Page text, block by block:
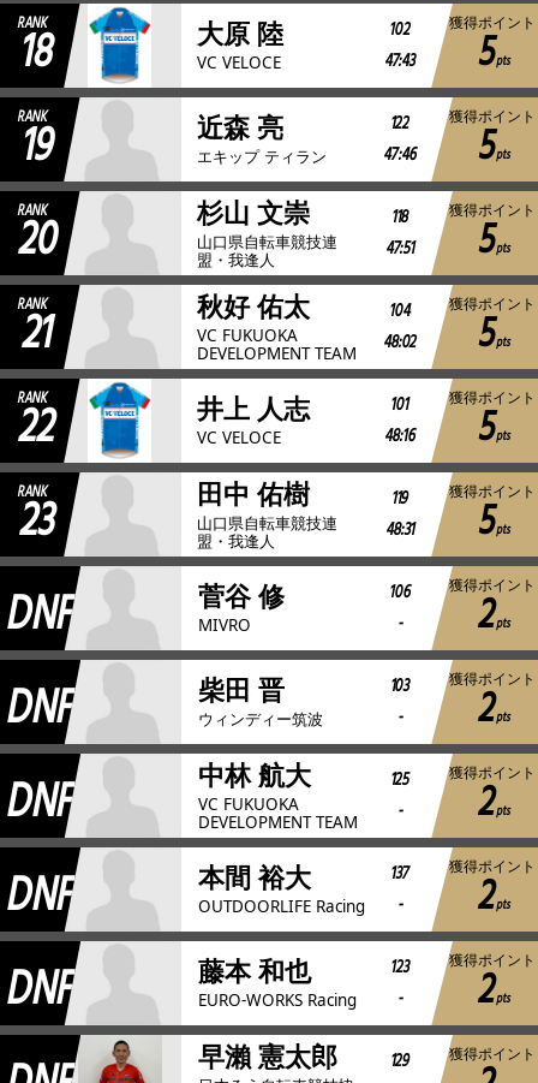
RANK
18 大原 陸
VC VELOCE
102
47:43
獲得ポイント
5pts
RANK
19 近森 亮
エキップ ティラン
122
47:46
獲得ポイント
5pts
RANK
20 杉山 文崇
山口県自転車競技連
盟・我逢人
118
47:51
獲得ポイント
5pts
RANK
21 秋好 佑太
VC FUKUOKA
DEVELOPMENT TEAM
104
48:02
獲得ポイント
5pts
RANK
22 井上 人志
VC VELOCE
101
48:16
獲得ポイント
5pts
RANK
23 田中 佑樹
山口県自転車競技連
盟・我逢人
119
48:31
獲得ポイント
5pts
DNF 菅谷 修
MIVRO
106
-
獲得ポイント
2pts
DNF 柴田 晋
ウィンディー筑波
103
-
獲得ポイント
2pts
DNF 中林 航大
VC FUKUOKA
DEVELOPMENT TEAM
125
-
獲得ポイント
2pts
DNF 本間 裕大
OUTDOORLIFE Racing
137
-
獲得ポイント
2pts
DNF 藤本 和也
EURO-WORKS Racing
123
-
獲得ポイント
2pts
早瀨 憲太郎
129
獲得ポイント